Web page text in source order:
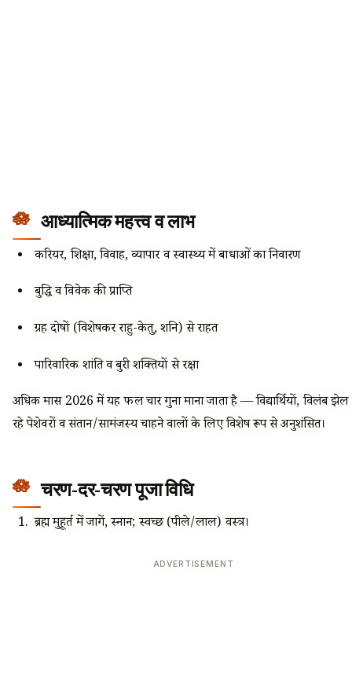
आध्यात्मिक महत्त्व व लाभ
करियर, शिक्षा, विवाह, व्यापार व स्वास्थ्य में बाधाओं का निवारण
बुद्धि व विवेक की प्राप्ति
ग्रह दोषों (विशेषकर राहु-केतु, शनि) से राहत
पारिवारिक शांति व बुरी शक्तियों से रक्षा
अधिक मास 2026 में यह फल चार गुना माना जाता है — विद्यार्थियों, विलंब झेल
रहे पेशेवरों व संतान/सामंजस्य चाहने वालों के लिए विशेष रूप से अनुशंसित।
चरण-दर-चरण पूजा विधि
ब्रह्म मुहूर्त में जागें, स्नान; स्वच्छ (पीले/लाल) वस्त्र।
ADVERTISEMENT